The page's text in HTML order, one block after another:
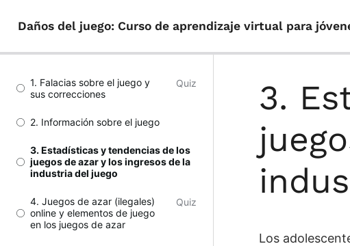
Daños del juego: Curso de aprendizaje virtual para
1. Falacias sobre el juego y
sus correcciones
Quiz
2. Información sobre el juego
3. Estadísticas y tendencias de los
juegos de azar y los ingresos de la
industria del juego
4. Juegos de azar (ilegales)
online y elementos de juego
en los juegos de azar
Quiz
3.
Los